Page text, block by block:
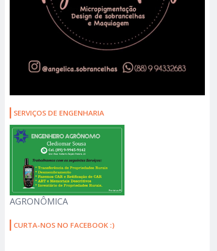
SERVIÇOS DE ENGENHARIA
AGRONÔMICA
CURTA-NOS NO FACEBOOK :)